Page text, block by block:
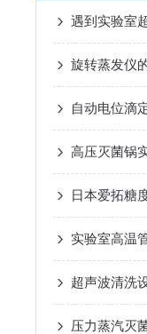
遇到实验室
旋转蒸发仪
超声波清洗